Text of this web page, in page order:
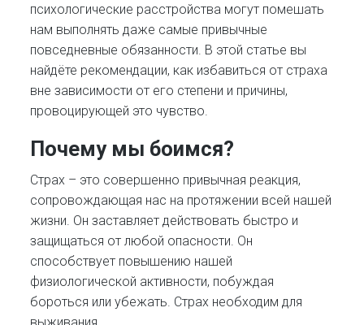
психологические расстройства могут помешать
нам выполнять даже самые привычные
повседневные обязанности. В этой статье вы
найдёте рекомендации, как избавиться от страха
вне зависимости от его степени и причины,
провоцирующей это чувство.
Почему мы боимся?
Страх – это совершенно привычная реакция,
сопровождающая нас на протяжении всей нашей
жизни. Он заставляет действовать быстро и
защищаться от любой опасности. Он
способствует повышению нашей
физиологической активности, побуждая
бороться или убежать. Страх необходим для